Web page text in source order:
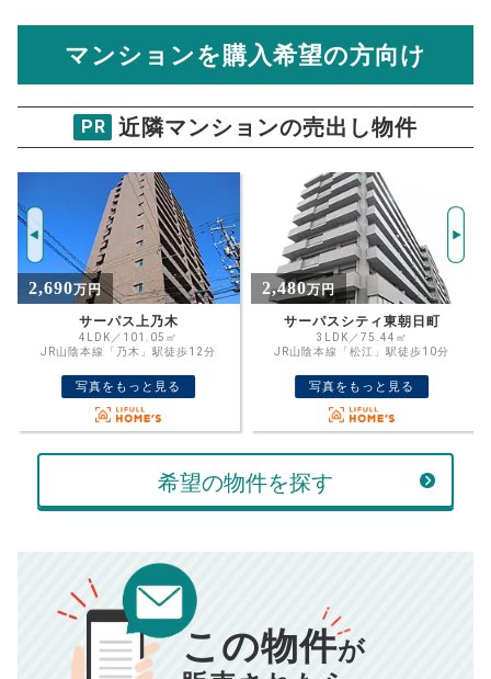
物件価格
万円
ご希望の
返済期間
住宅ローン
金利
%
ボーナス
返済金額
万円
万円
返済シミュレーション計算結果
毎月の支払額 834
フローレンス御手船場町グランドアー
ク
試算条件 99㎡・7階
推定売却価格： 2914 万円
資金計画のために査定額や希望売却価
格を入力して活用するのもおすすめ◎
売却価格
万円
万円
計算する
売却にかかる費用
00万円
■仲介手数料／
万円
000
マンションを購入希望の方向け
PR 近隣マンションの売出し物件
2,480万円
サーパスシティ東朝日町
3LDK／75.44㎡
JR山陰本線「松江」駅徒歩10分
写真をもっと見る
2,180万円
アーバンビュー西津田
3LDK／75.41㎡
JR山陰本線「松江」駅バス5分 「開運稲
写真をもっと見る
希望の物件を探す
この物件が